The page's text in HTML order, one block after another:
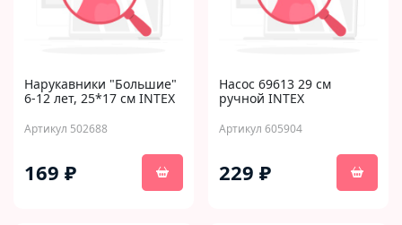
Нарукавники "Большие"
6-12 лет, 25*17 см INTEX
Артикул 502688
169 ₽
Насос 69613 29 см
ручной INTEX
Артикул 605904
229 ₽